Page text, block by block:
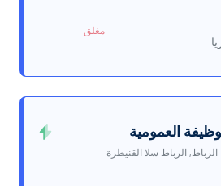
مغلق
العمومية
الرباط, الرباط سلا القنيطرة